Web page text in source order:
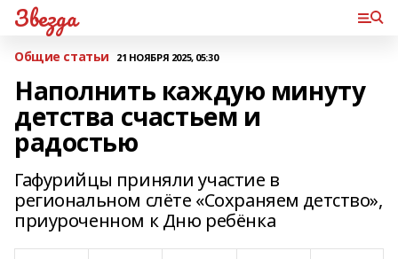
Звезда
Общие статьи 21 НОЯБРЯ 2025, 05:30
Наполнить каждую минуту
детства счастьем и
радостью
Гафурийцы приняли участие в
региональном слёте «Сохраняем детство»,
приуроченном к Дню ребёнка